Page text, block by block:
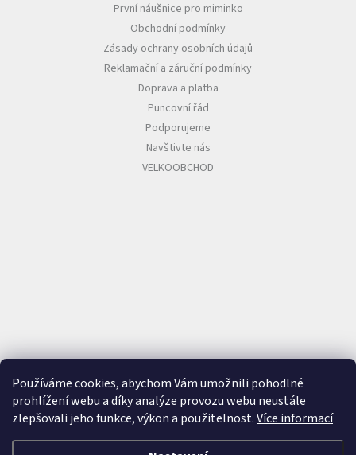
Používáme cookies, abychom Vám umožnili pohodlné
prohlížení webu a díky analýze provozu webu neustále
zlepšovali jeho funkce, výkon a použitelnost.Více informací
První náušnice pro miminko
Obchodní podmínky
Zásady ochrany osobních údajů
Reklamační a záruční podmínky
Doprava a platba
Puncovní řád
Podporujeme
Navštivte nás
VELKOOBCHOD